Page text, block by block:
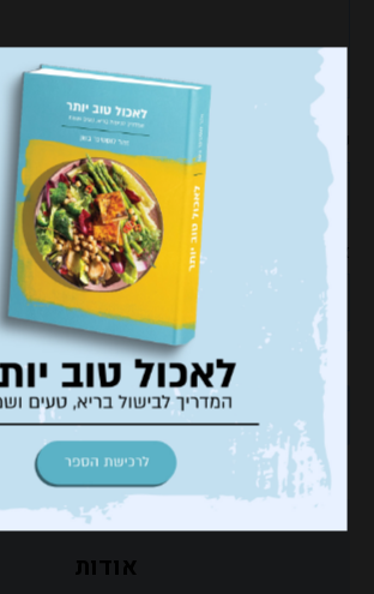
שם*
אימייל אתר
אודות